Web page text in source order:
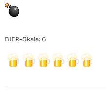
BIER-Skala: 6